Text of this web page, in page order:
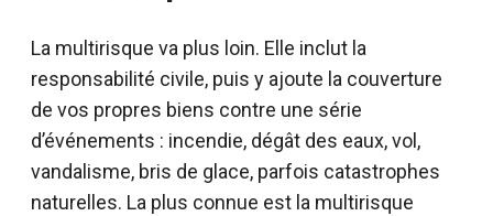
La multirisque va plus loin. Elle inclut la
responsabilité civile, puis y ajoute la couverture
de vos propres biens contre une série
d’événements : incendie, dégât des eaux, vol,
vandalisme, bris de glace, parfois catastrophes
naturelles. La plus connue est la multirisque